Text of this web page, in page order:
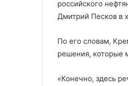
российского
Дмитрий Песков в
По его словам,
решения, которые
«Конечно, здесь